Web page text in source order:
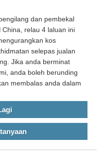
dan pembekal
relau 4 laluan ini
kos
selepas jualan
Jika anda berminat
anda boleh berunding
membalas anda dalam